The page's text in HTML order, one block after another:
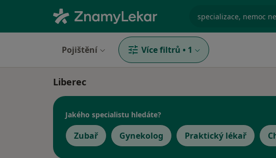
specializace, nemoc
Pojištění Více filtrů • 1
Liberec
Jakého specialistu hledáte?
Zubař Gynekolog Praktický lékař